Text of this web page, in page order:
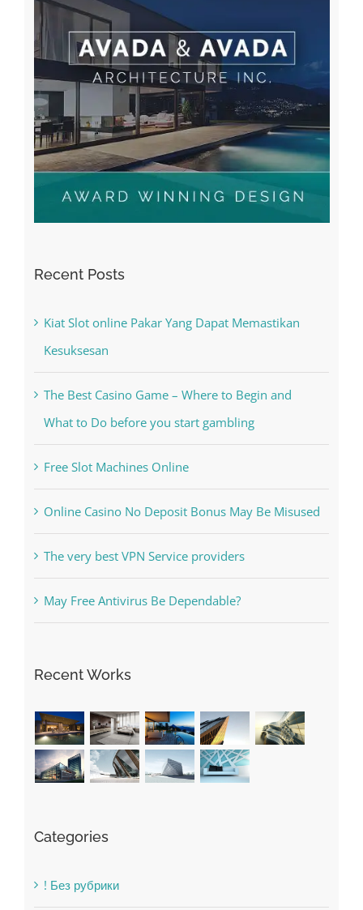
Recent Posts
Kiat Slot online Pakar Yang Dapat Memastikan
Kesuksesan
The Best Casino Game – Where to Begin and
What to Do before you start gambling
Free Slot Machines Online
Online Casino No Deposit Bonus May Be Misused
The very best VPN Service providers
May Free Antivirus Be Dependable?
Recent Works
Categories
! Без рубрики